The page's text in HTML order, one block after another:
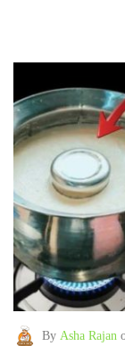
By Asha Rajan